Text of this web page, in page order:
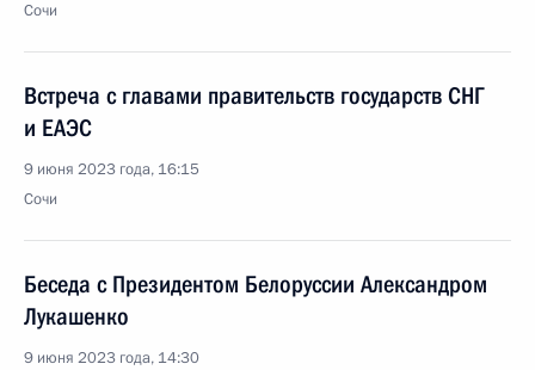
Сочи
Встреча с главами правительств государств СНГ
и ЕАЭС
9 июня 2023 года, 16:15
Сочи
Беседа с Президентом Белоруссии Александром
Лукашенко
9 июня 2023 года, 14:30